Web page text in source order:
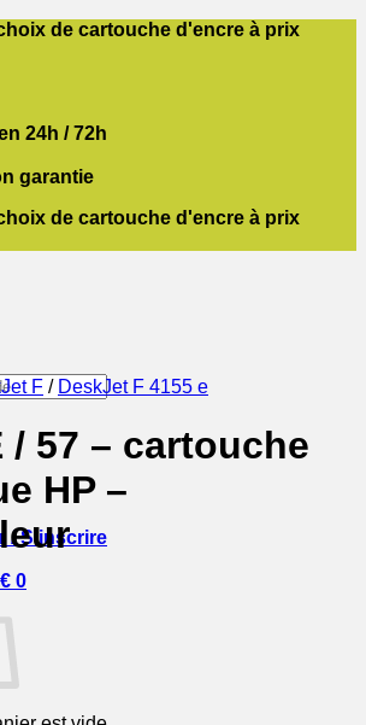
de cartouche d'encre à prix
24h / 72h
garantie
de cartouche d'encre à prix
/ S’inscrire
€ 0
F / DeskJet F 4155 e
/ 57 – cartouche
HP –